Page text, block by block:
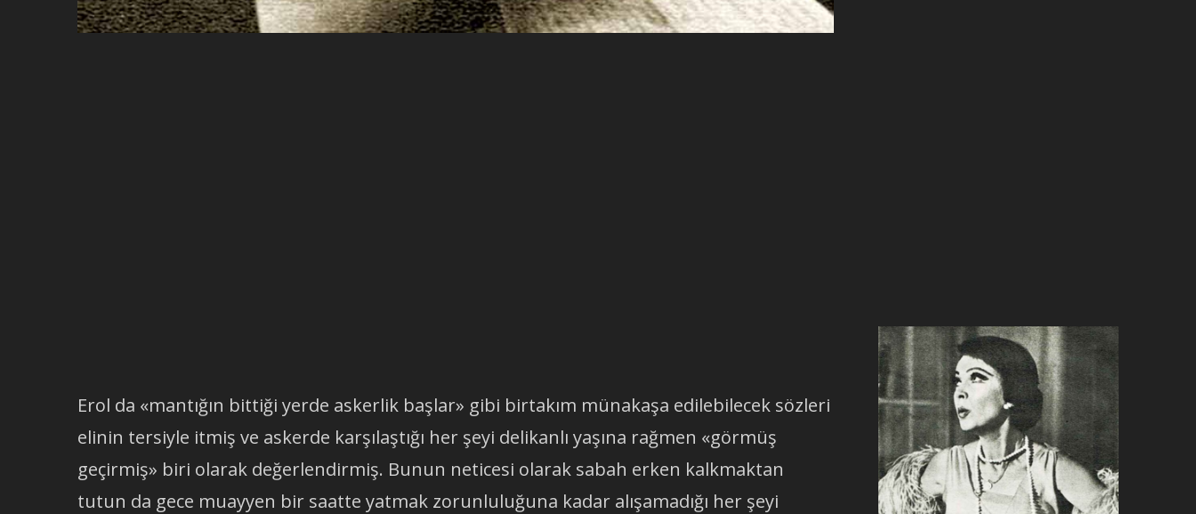
Erol da «mantığın bittiği yerde askerlik başlar» gibi birtakım münakaşa edilebilecek sözleri
elinin tersiyle itmiş ve askerde karşılaştığı her şeyi delikanlı yaşına rağmen «görmüş
geçirmiş» biri olarak değerlendirmiş. Bunun neticesi olarak sabah erken kalkmaktan
tutun da gece muayyen bir saatte yatmak zorunluluğuna kadar alışamadığı her şeyi